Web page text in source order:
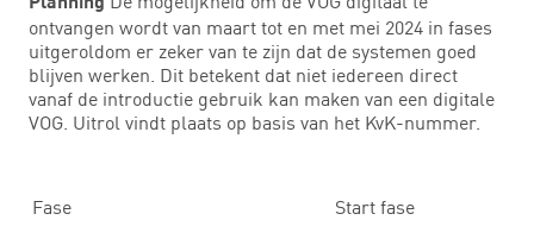
ontvangen wordt van maart tot en met mei 2024 in fases
uitgeroldom er zeker van te zijn dat de systemen goed
blijven werken. Dit betekent dat niet iedereen direct
vanaf de introductie gebruik kan maken van een digitale
VOG. Uitrol vindt plaats op basis van het KvK-nummer.
Fase Start fase